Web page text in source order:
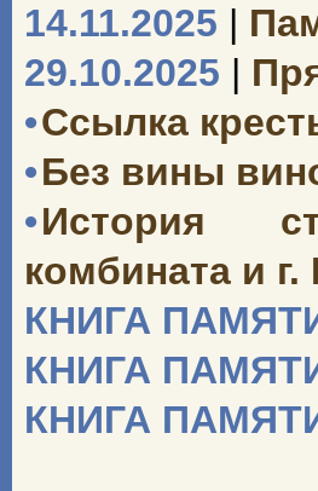
14.11.2025 |
29.10.2025 |
•Ссылка
•Без вины
•История
комбината и г.
КНИГА
КНИГА
КНИГА